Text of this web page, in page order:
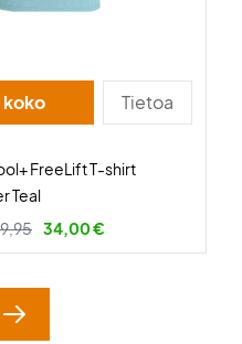
Valitse koko Tietoa
FreeLift T-shirt
Teal
34,00 €